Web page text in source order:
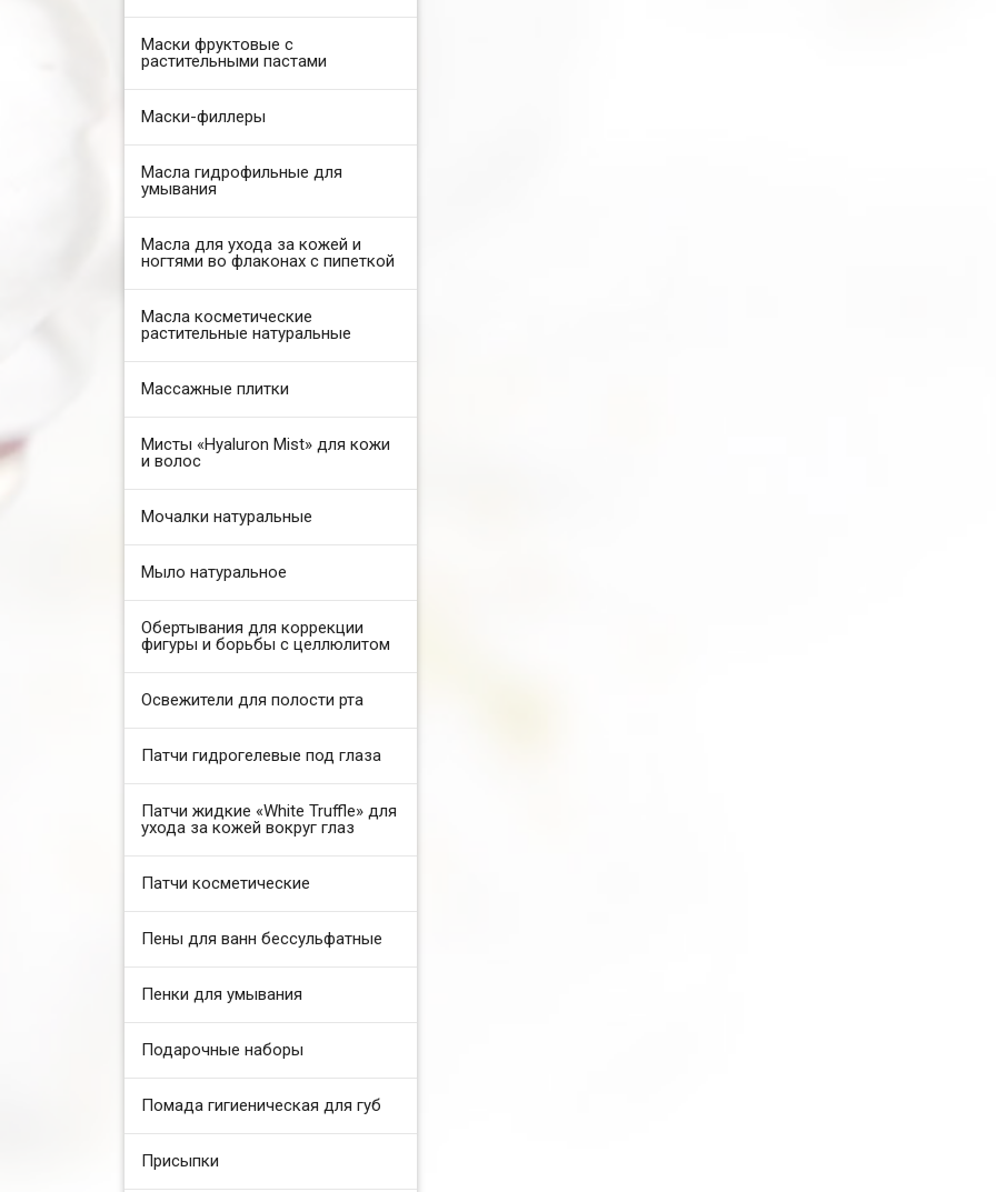
Маски фруктовые с
растительными пастами
Маски-филлеры
Масла гидрофильные для
умывания
Масла для ухода за кожей и
ногтями во флаконах с пипеткой
Масла косметические
растительные натуральные
Массажные плитки
Мисты «Hyaluron Mist» для кожи
и волос
Мочалки натуральные
Мыло натуральное
Обертывания для коррекции
фигуры и борьбы с целлюлитом
Освежители для полости рта
Патчи гидрогелевые под глаза
Патчи жидкие «White Truffle» для
ухода за кожей вокруг глаз
Патчи косметические
Пены для ванн бессульфатные
Пенки для умывания
Подарочные наборы
Помада гигиеническая для губ
Присыпки